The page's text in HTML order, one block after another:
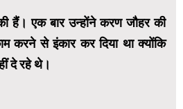
हैं। एक बार उन्होंने करण जौहर की
करने से इंकार कर दिया था ‍क्योंकि
दे रहे थे।